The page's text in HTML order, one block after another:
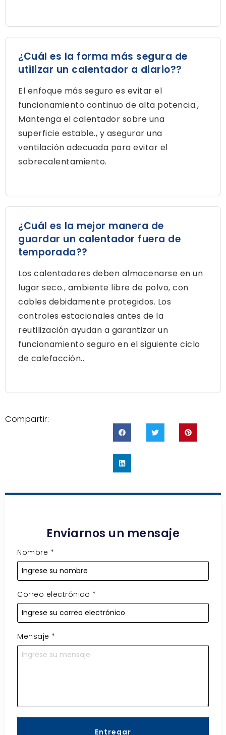
¿Cuál es la forma más segura de
utilizar un calentador a diario??
El enfoque más seguro es evitar el
funcionamiento continuo de alta potencia.,
Mantenga el calentador sobre una
superficie estable., y asegurar una
ventilación adecuada para evitar el
sobrecalentamiento.
¿Cuál es la mejor manera de
guardar un calentador fuera de
temporada??
Los calentadores deben almacenarse en un
lugar seco., ambiente libre de polvo, con
cables debidamente protegidos. Los
controles estacionales antes de la
reutilización ayudan a garantizar un
funcionamiento seguro en el siguiente ciclo
de calefacción..
Compartir:
Enviarnos un mensaje
Nombre *
Correo electrónico *
Mensaje *
Entregar